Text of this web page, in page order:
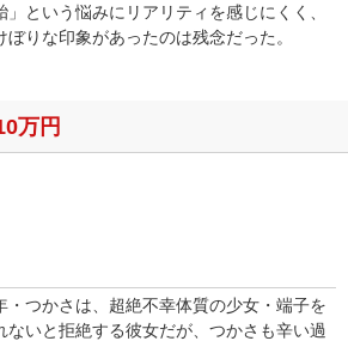
という悩みにリアリティを感じにくく、
りな印象があったのは残念だった。
万円
・つかさは、超絶不幸体質の少女・端子を
ないと拒絶する彼女だが、つかさも辛い過